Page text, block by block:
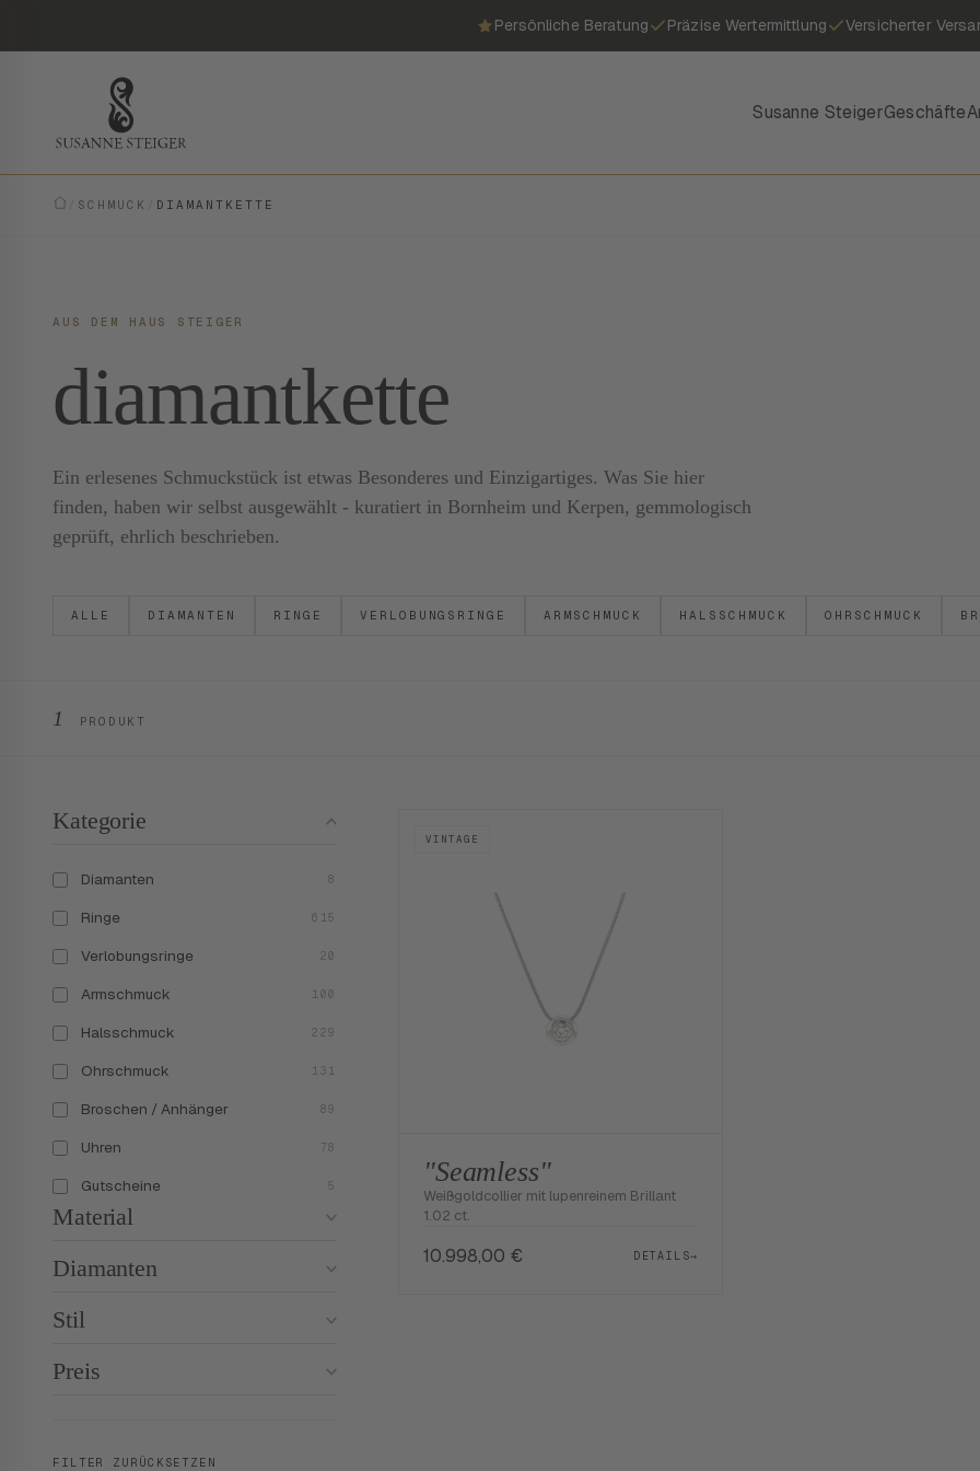
Persönliche Beratung Präzise Wertermittlung Versicherter
Susanne SteigerGeschäfte
SCHMUCK DIAMANTKETTE
AUS DEM HAUS STEIGER
diamantkette
Ein erlesenes Schmuckstück ist etwas Besonderes und Einzigartiges. Was Sie hier
finden, haben wir selbst ausgewählt - kuratiert in Bornheim und Kerpen, gemmologisch
geprüft, ehrlich beschrieben.
ALLE DIAMANTEN RINGE VERLOBUNGSRINGE ARMSCHMUCK HALSSCHMUCK OHRSCHMUCK
1 PRODUKT
Kategorie
Diamanten 8
Ringe 615
Verlobungsringe 20
Armschmuck 100
Halsschmuck 229
Ohrschmuck 131
Broschen / Anhänger 89
Uhren 78
Gutscheine 5
Material
Diamanten
Stil
Preis
FILTER ZURÜCKSETZEN
VINTAGE
"Seamless"
Weißgoldcollier mit lupenreinem Brillant
1.02 ct.
10.998,00 € DETAILS→